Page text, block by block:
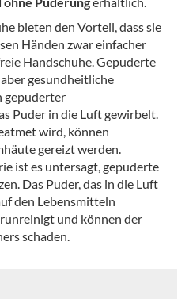
bieten den Vorteil, dass sie
Händen zwar einfacher
Handschuhe. Gepuderte
gesundheitliche
gepuderter
Puder in die Luft gewirbelt.
wird, können
gereizt werden.
ist es untersagt, gepuderte
Das Puder, das in die Luft
den Lebensmitteln
und können der
schaden.